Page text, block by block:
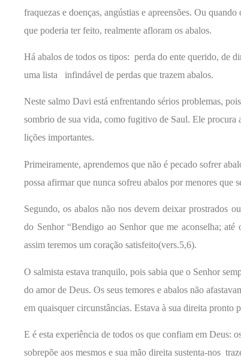
fraquezas e doenças, angústias e apreensões. Ou quando
que poderia ter feito, realmente afloram os abalos.
Há abalos de todos os tipos: perda do ente querido, de
uma lista infindável de perdas que trazem abalos.
Neste salmo Davi está enfrentando sérios problemas,
sombrio de sua vida, como fugitivo de Saul. Ele procura
lições importantes.
Primeiramente, aprendemos que não é pecado sofrer
possa afirmar que nunca sofreu abalos por menores que
Segundo, os abalos não nos devem deixar prostrados
do Senhor “Bendigo ao Senhor que me aconselha;
assim teremos um coração satisfeito(vers.5,6).
O salmista estava tranquilo, pois sabia que o Senhor
do amor de Deus. Os seus temores e abalos não
em quaisquer circunstâncias. Estava à sua direita pronto
E é esta experiência de todos os que confiam em Deus:
sobrepõe aos mesmos e sua mão direita sustenta-nos